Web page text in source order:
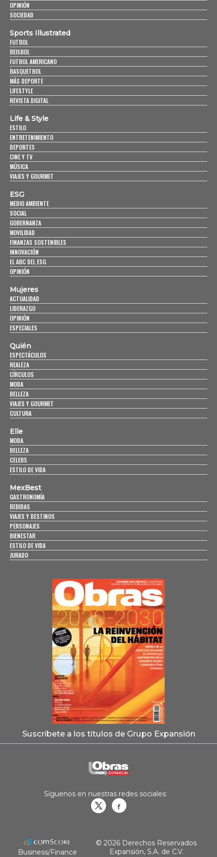
OPINIÓN
SOCIEDAD
Sports Illustrated
FUTBOL
BEISBOL
FUTBOL AMERICANO
BASQUETBOL
MÁS DEPORTE
LIFESTYLE
REVISTA DIGITAL
Life & Style
ESTILO
ENTRETENIMIENTO
DEPORTES
CINE Y TV
MÚSICA
VIAJES Y GOURMET
ESG
MEDIO AMBIENTE
SOCIAL
GOBERNANZA
MOVILIDAD
FINANZAS SOSTENIBLES
INNOVACIÓN
EL ABC DEL ESG
OPINIÓN
Mujeres
ACTUALIDAD
LIDERAZGO
OPINIÓN
ESPECIALES
Quién
ESPECTÁCULOS
REALEZA
CÍRCULOS
MODA
BELLEZA
VIAJES Y GOURMET
CULTURA
Elle
MODA
BELLEZA
CELEBS
ESTILO DE VIDA
MexBest
GASTRONOMÍA
BEBIDAS
VIAJES Y DESTINOS
PERSONAJES
BIENESTAR
ESTILO DE VIDA
JURADO
Suscríbete a los títulos de Grupo Expansión
Síguenos en nuestras redes sociales:
Business/Finance
© 2026 Derechos Reservados
Expansión, S.A. de C.V.